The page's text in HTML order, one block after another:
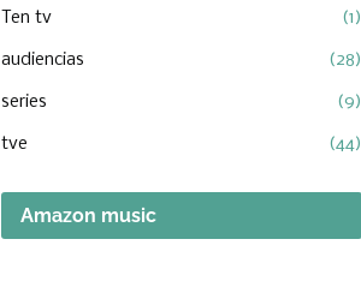
Ten tv (1)
audiencias (28)
series (9)
tve (44)
Amazon music